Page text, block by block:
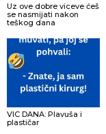
Uz ove dobre viceve ćeš
se nasmijati nakon
teškog dana
VIC DANA: Plavuša i
plastičar